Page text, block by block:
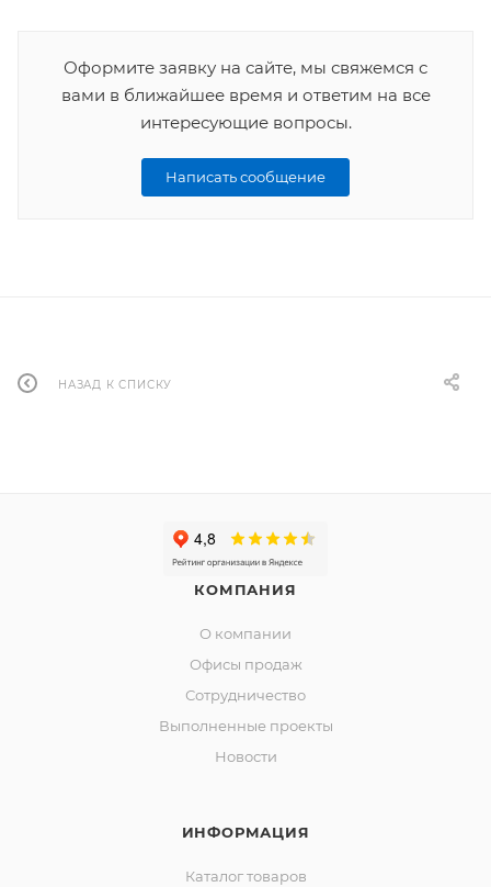
Оформите заявку на сайте, мы свяжемся с
вами в ближайшее время и ответим на все
интересующие вопросы.
Написать сообщение
НАЗАД К СПИСКУ
КОМПАНИЯ
О компании
Офисы продаж
Сотрудничество
Выполненные проекты
Новости
ИНФОРМАЦИЯ
Каталог товаров